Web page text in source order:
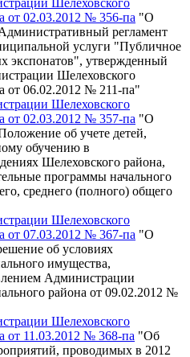
от 02.03.2012 № 356-па "О
регламент
услуги "Публичное
экспонатов", утвержденный
Шелеховского
от 06.02.2012 № 211-па"
Шелеховского
от 02.03.2012 № 357-па "О
об учете детей,
обучению в
Шелеховского района,
программы начального
среднего (полного) общего
Шелеховского
от 07.03.2012 № 367-па "О
об условиях
имущества,
Администрации
района от 09.02.2012 №
Шелеховского
от 11.03.2012 № 368-па "Об
проводимых в 2012